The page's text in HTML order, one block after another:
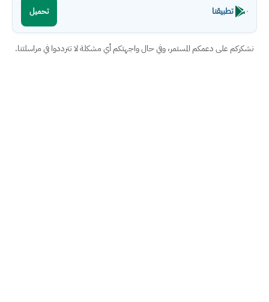
تطبيقنا تحميل
نشكركم على دعمكم المستمر، وفي حال واجهتكم أي مشكلة لا تترددوا في مراسلتنا.